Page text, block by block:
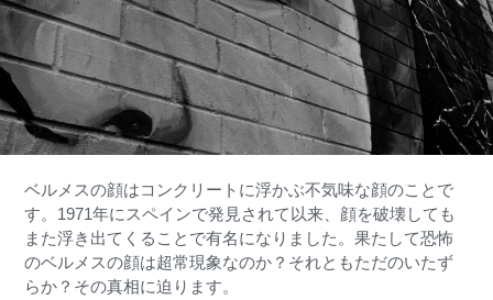
ベルメスの顔はコンクリートに浮かぶ不気味な顔のことで
す。 1971年にスペインで発見されて以来、顔を破壊しても
また浮き出てくることで有名になりました。果たして恐怖
のベルメスの顔は超常現象なのか？それともただのいたず
らか？その真相に迫ります。